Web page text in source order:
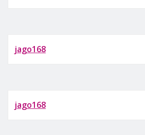
jago168
jago168